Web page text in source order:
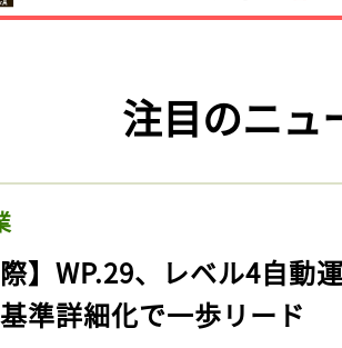
注目のニュ
際】WP.29、レベル4自動
準詳細化で一歩リード